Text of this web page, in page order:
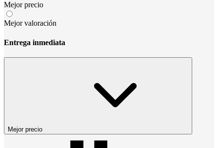
Mejor precio
Mejor valoración
Entrega inmediata
Mejor precio